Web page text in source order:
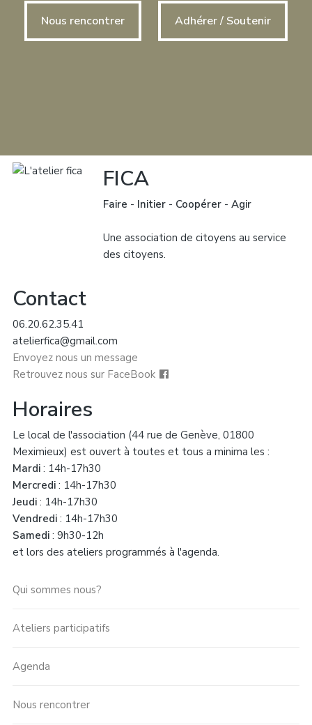
Nous rencontrer Adhérer / Soutenir
FICA
Faire - Initier- Coopérer- Agir
Une association de citoyens au service
des citoyens.
Contact
06.20.62.35.41
atelierfica@gmail.com
Envoyez nous un message
Retrouvez nous sur FaceBook
Horaires
Le local de l'association (44 rue de Genève, 01800
Meximieux) est ouvert à toutes et tous a minima les :
Mardi: 14h-17h30
Mercredi: 14h-17h30
Jeudi: 14h-17h30
Vendredi: 14h-17h30
Samedi: 9h30-12h
et lors des ateliers programmés à l'agenda.
Qui sommes nous?
Ateliers participatifs
Agenda
Nous rencontrer